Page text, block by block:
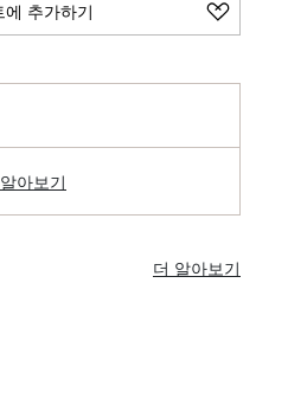
에 추가하기
아보기
더 알아보기